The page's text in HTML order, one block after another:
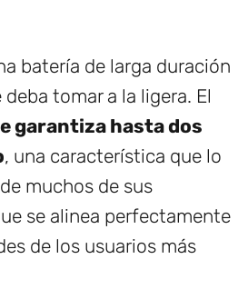
batería de larga duración
tomar a la ligera. El
garantiza hasta dos
, una característica que lo
muchos de sus
se alinea perfectamente
de los usuarios más